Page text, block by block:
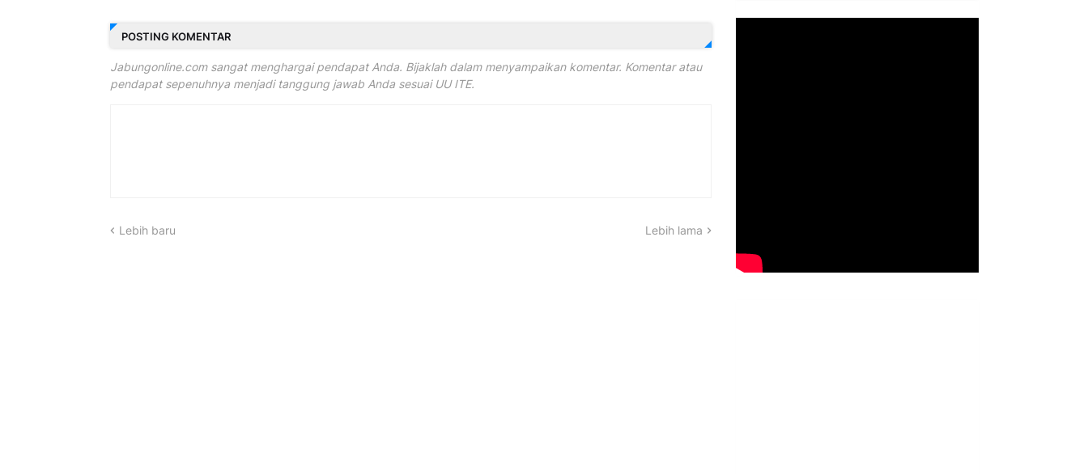
POSTING KOMENTAR
Jabungonline.com sangat menghargai pendapat Anda. Bijaklah dalam menyampaikan komentar. Komentar atau
pendapat sepenuhnya menjadi tanggung jawab Anda sesuai UU ITE.
Lebih baru Lebih lama